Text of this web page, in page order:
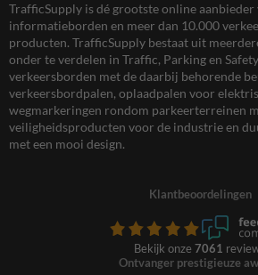
TrafficSupply is dé grootste online aanbieder
informatieborden en meer dan 10.000
producten. TrafficSupply bestaat uit
onder te verdelen in Traffic, Parking en
verkeersborden met de daarbij behorende
verkeersbordpalen, oplaadpalen voor
wegmarkeringen rondom parkeerterreinen
veiligheidsproducten voor de industrie en
met een mooi design.
Klantbeoordelingen
Bekijk onze 7061
Ontvanger prestigieuze